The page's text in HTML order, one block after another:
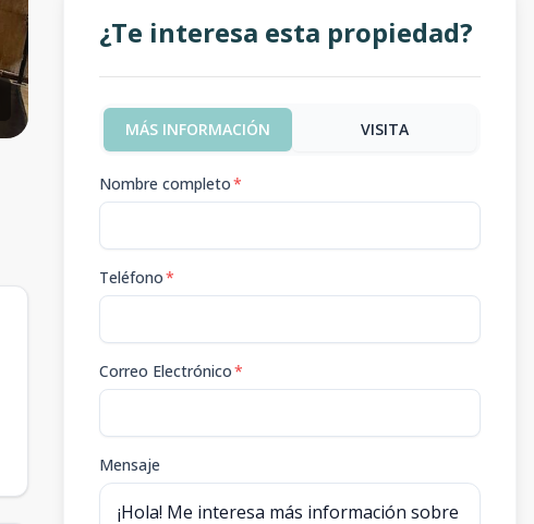
¿Te interesa esta propiedad?
MÁS INFORMACIÓN VISITA
Nombre completo*
Teléfono*
Correo Electrónico*
Mensaje